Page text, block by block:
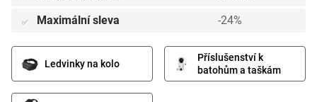
✅ Maximální sleva -24%
Ledvinky na kolo
Příslušenství k
batohům a taškám